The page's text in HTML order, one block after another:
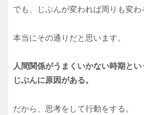
でも、じぶんが変われば周りも変わ
本当にその通りだと思います。
人間関係がうまくいかない時期とい
じぶんに原因がある。
だから、思考をして行動をする。